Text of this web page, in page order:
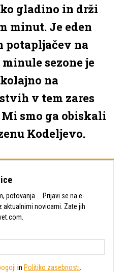
gladino in drži
minut. Je eden
potapljačev na
sezone je
na
v tem zares
smo ga obiskali
Kodeljevo.
potovanja ... Prijavi se na e-
aktualnimi novicami. Zate jih
in Politiko zasebnosti